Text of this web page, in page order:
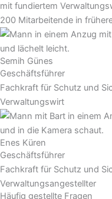
mit fundiertem
200 Mitarbeitende in
Semih Günes
Geschäftsführer
Fachkraft für Schutz und
Verwaltungswirt
Enes Küren
Geschäftsführer
Fachkraft für Schutz und
Verwaltungsangestellter
Häufig gestellte Fragen